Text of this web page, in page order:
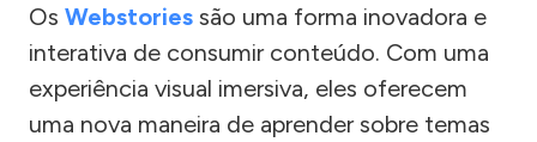
Os Webstories são uma forma inovadora e
interativa de consumir conteúdo. Com uma
experiência visual imersiva, eles oferecem
uma nova maneira de aprender sobre temas